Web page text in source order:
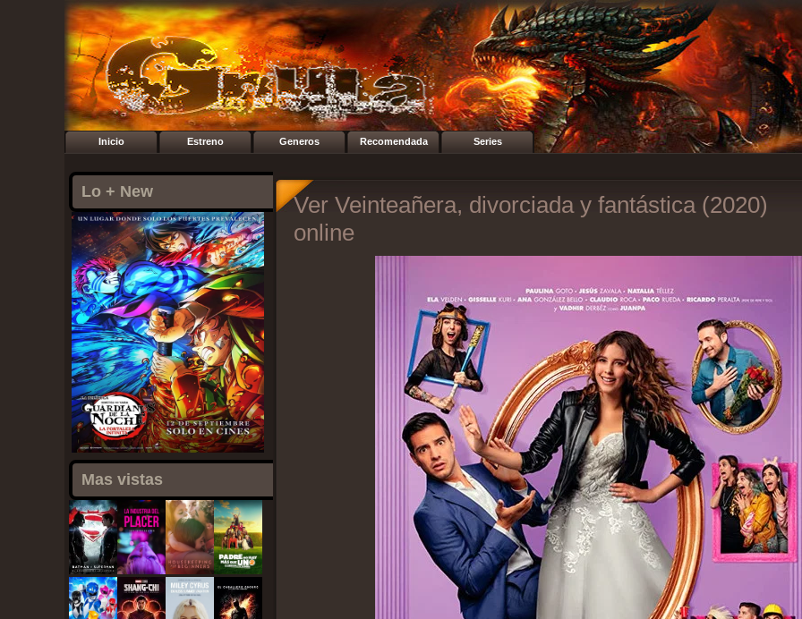
Inicio Estreno Generos Recomendada Series
Lo + New
Mas vistas
Ver Veinteañera, divorciada y fantástica (2020)
online